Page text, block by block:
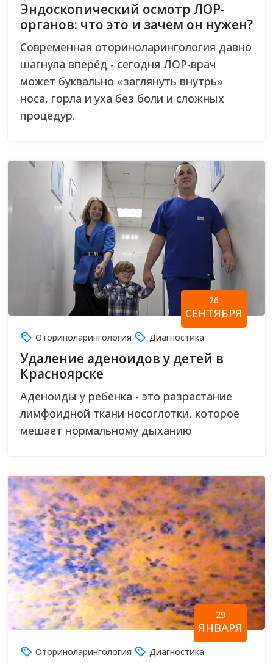
Эндоскопический осмотр ЛОР-
органов: что это и зачем он нужен?
Современная оториноларингология давно
шагнула вперёд - сегодня ЛОР-врач
может буквально «заглянуть внутрь»
носа, горла и уха без боли и сложных
процедур.
26
СЕНТЯБРЯ
Оториноларингология Диагностика
Удаление аденоидов у детей в
Красноярске
Аденоиды у ребёнка - это разрастание
лимфоидной ткани носоглотки, которое
мешает нормальному дыханию
29
ЯНВАРЯ
Оториноларингология Диагностика